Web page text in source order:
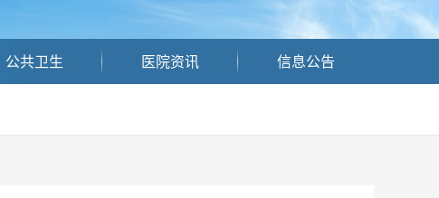
公共卫生 医院资讯 信息公告